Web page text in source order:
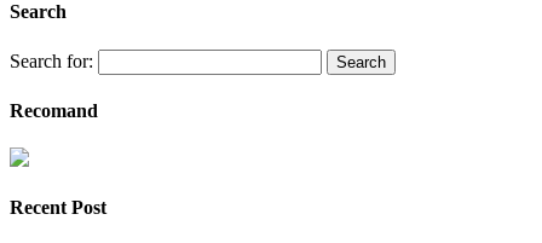
Search
Search for:
Recomand
Recent Post